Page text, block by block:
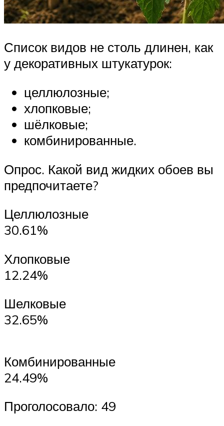
Список видов не столь длинен, как
у декоративных штукатурок:
целлюлозные;
хлопковые;
шёлковые;
комбинированные.
Опрос. Какой вид жидких обоев вы
предпочитаете?
Целлюлозные
30.61%
Хлопковые
12.24%
Шелковые
32.65%
Комбинированные
24.49%
Проголосовало: 49